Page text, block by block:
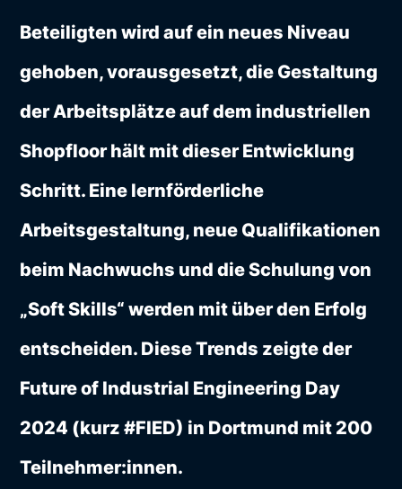
Beteiligten wird auf ein neues Niveau
gehoben, vorausgesetzt, die Gestaltung
der Arbeitsplätze auf dem industriellen
Shopfloor hält mit dieser Entwicklung
Schritt. Eine lernförderliche
Arbeitsgestaltung, neue Qualifikationen
beim Nachwuchs und die Schulung von
„Soft Skills“ werden mit über den Erfolg
entscheiden. Diese Trends zeigte der
Future of Industrial Engineering Day
2024 (kurz #FIED) in Dortmund mit 200
Teilnehmer:innen.